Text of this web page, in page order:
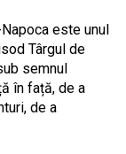
este unul
Târgul de
semnul
în față, de a
de a